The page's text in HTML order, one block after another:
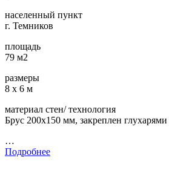
населенный пункт
г. Темников
площадь
79 м2
размеры
8 х 6 м
материал стен/ технология
Брус 200х150 мм, закреплен
…
Подробнее